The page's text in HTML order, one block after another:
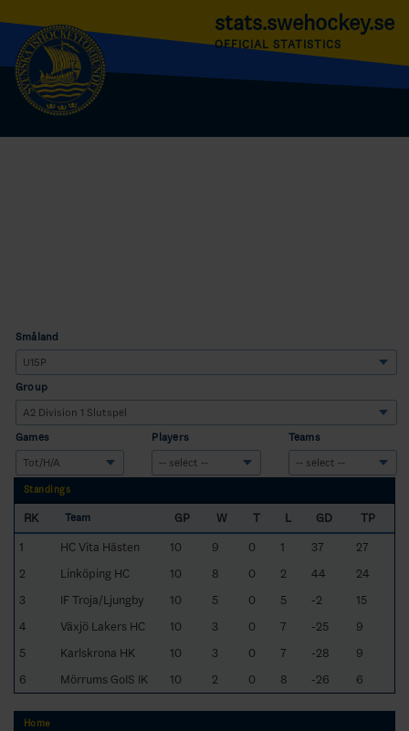
stats.swehockey.se
OFFICIAL STATISTICS
Småland
Group
Games Players Teams
Standings
RK Team GP W T L GD
TP
1
HC Vita Hästen 10 9 0 1 37
27
2
Linköping HC 10 8 0 2 44
24
3
IF Troja/Ljungby 10 5 0 5 -2
15
4
Växjö Lakers HC 10 3 0 7 -25
9
5
Karlskrona HK 10 3 0 7 -28
9
6
Mörrums GoIS IK 10 2 0 8 -26 6
Home